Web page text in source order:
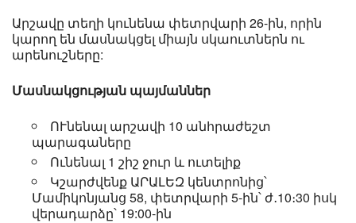
Արշավը տեղի կունենա փետրվարի 26-ին, որին
կարող են մասնակցել միայն սկաուտներն ու
արենուշները:
Մասնակցության պայմաններ
ՈՒնենալ արշավի 10 անհրաժեշտ
պարագաները
Ունենալ 1 շիշ ջուր և ուտելիք
Կշարժվենք ԱՐԱԼԵԶ կենտրոնից՝
Մամիկոնյանց 58, փետրվարի 5-ին՝ ժ․10։30 իսկ
վերադարձը՝ 19:00-ին